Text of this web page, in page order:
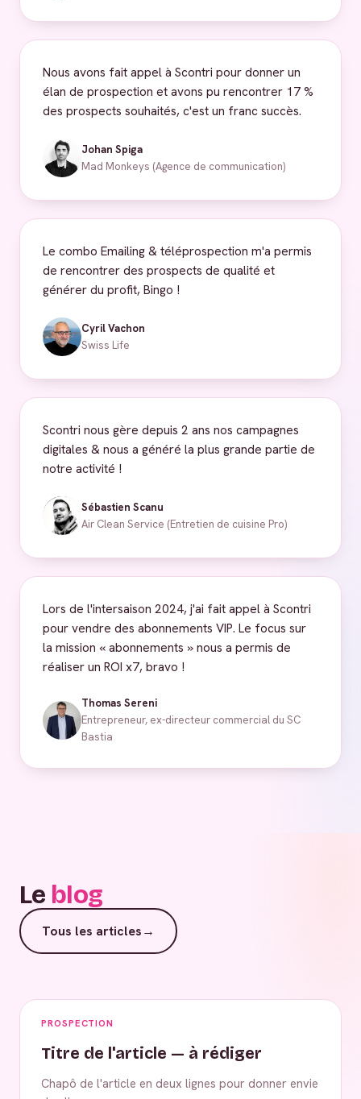
Nous avons fait appel à Scontri pour donner un
élan de prospection et avons pu rencontrer 17 %
des prospects souhaités, c'est un franc succès.
Johan Spiga
Mad Monkeys (Agence de communication)
Le combo Emailing & téléprospection m'a permis
de rencontrer des prospects de qualité et
générer du profit, Bingo !
Cyril Vachon
Swiss Life
Scontri nous gère depuis 2 ans nos campagnes
digitales & nous a généré la plus grande partie de
notre activité !
Sébastien Scanu
Air Clean Service (Entretien de cuisine Pro)
Lors de l'intersaison 2024, j'ai fait appel à Scontri
pour vendre des abonnements VIP. Le focus sur
la mission « abonnements » nous a permis de
réaliser un ROI x7, bravo !
Thomas Sereni
Entrepreneur, ex-directeur commercial du SC
Bastia
Le blog
Tous les articles→
PROSPECTION
Titre de l'article — à rédiger
Chapô de l'article en deux lignes pour donner envie